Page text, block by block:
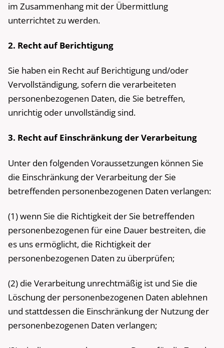
im Zusammenhang mit der Übermittlung
unterrichtet zu werden.
2. Recht auf Berichtigung
Sie haben ein Recht auf Berichtigung und/oder
Vervollständigung, sofern die verarbeiteten
personenbezogenen Daten, die Sie betreffen,
unrichtig oder unvollständig sind.
3. Recht auf Einschränkung der Verarbeitung
Unter den folgenden Voraussetzungen können Sie
die Einschränkung der Verarbeitung der Sie
betreffenden personenbezogenen Daten verlangen:
(1) wenn Sie die Richtigkeit der Sie betreffenden
personenbezogenen für eine Dauer bestreiten, die
es uns ermöglicht, die Richtigkeit der
personenbezogenen Daten zu überprüfen;
(2) die Verarbeitung unrechtmäßig ist und Sie die
Löschung der personenbezogenen Daten ablehnen
und stattdessen die Einschränkung der Nutzung der
personenbezogenen Daten verlangen;